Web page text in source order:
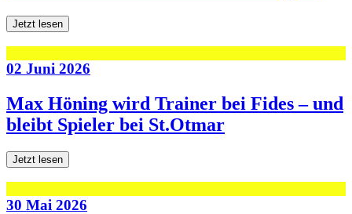
Jetzt lesen
02 Juni 2026
Max Höning wird Trainer bei Fides – und
bleibt Spieler bei St.Otmar
Jetzt lesen
30 Mai 2026